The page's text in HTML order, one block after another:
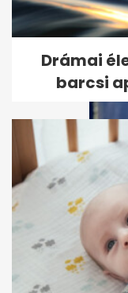
Drámai
barcsi